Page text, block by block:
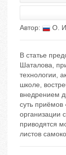
Автор: О.
В статье
Шаталова,
технологии,
школе,
внедрением
суть
организации
приводятся
листов